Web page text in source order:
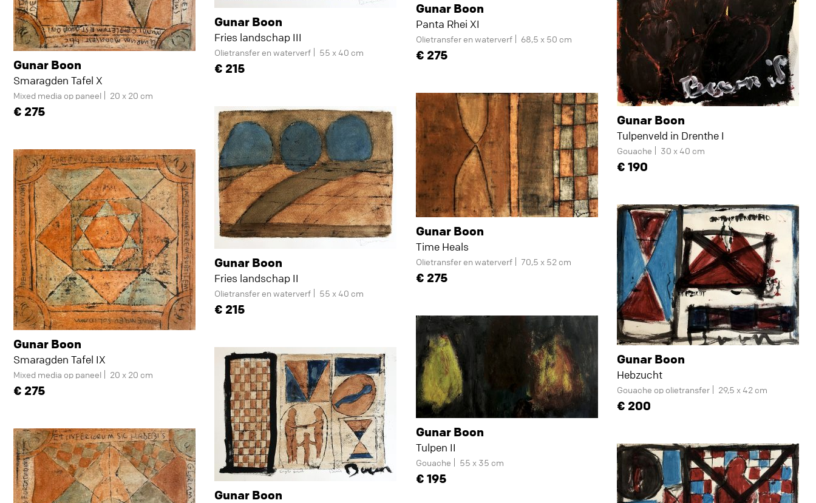
Gunar Boon
Smaragden Tafel X
Mixed media op paneel 20 x 20 cm
275
Gunar Boon
Smaragden Tafel IX
Mixed media op paneel 20 x 20 cm
275
Gunar Boon
Fries landschap III
Olietransfer en waterverf 55 x 40 cm
215
Gunar Boon
Fries landschap II
Olietransfer en waterverf 55 x 40 cm
215
Gunar Boon
Gunar Boon
Panta Rhei XI
Olietransfer en waterverf 68,5 x 50 cm
275
Gunar Boon
Time Heals
Olietransfer en waterverf 70,5 x 52 cm
275
Gunar Boon
Tulpen II
Gouache 55 x 35 cm
195
Gunar Boon
Tulpenveld in Drenthe I
Gouache 30 x 40 cm
190
Gunar Boon
Hebzucht
Gouache op olietransfer 29,5 x 42 cm
200